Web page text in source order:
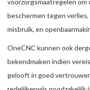
voorzorgsmaatregelen
beschermen tegen
misbruik, en
OneCNC kunnen ook
bekendmaken indien
gelooft in goed